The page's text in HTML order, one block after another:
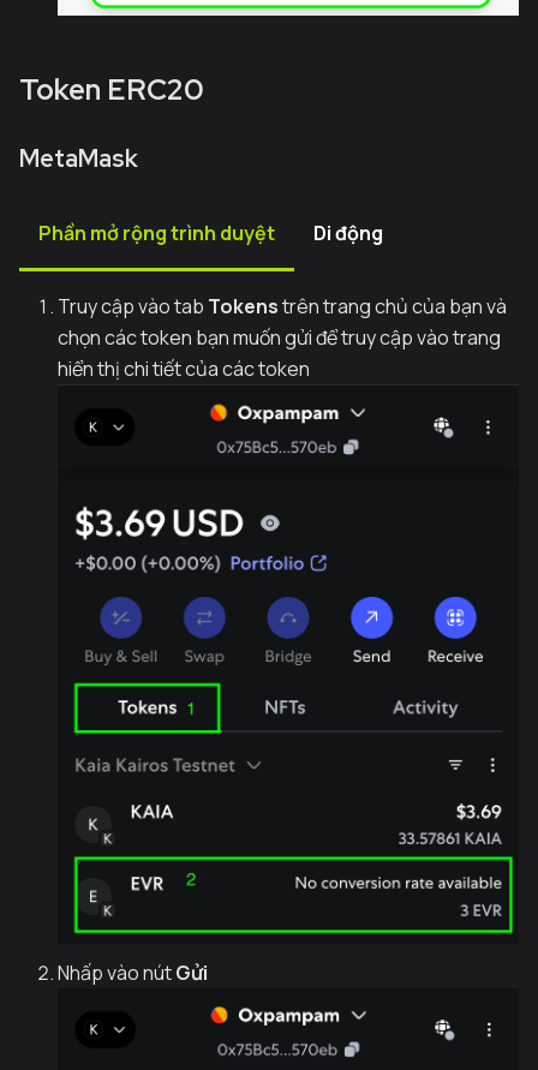
Token ERC20
MetaMask
Phần mở rộng trình duyệt Di động
Truy cập vào tab Tokenstrên trang chủ của bạn và
chọn các token bạn muốn gửi để truy cập vào trang
hiển thị chi tiết của các token
Nhấp vào nútGửi